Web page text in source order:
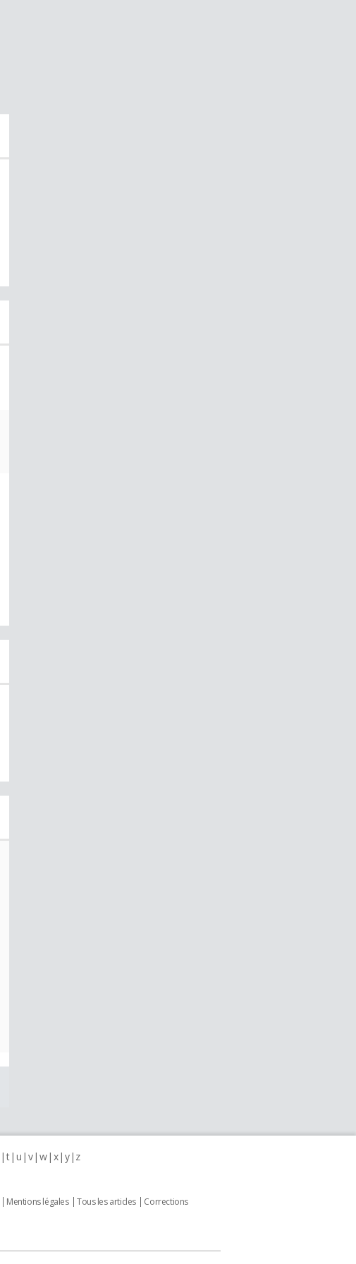
t u v w x y z
Mentions légales Tous les articles
Corrections